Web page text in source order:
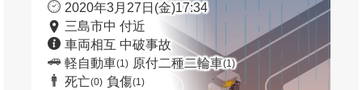
2020年3月27日(金)17:34
三島市中 付近
車両相互 中破事故
軽自動車(1) 原付二種二輪車(1)
死亡(0) 負傷(1)